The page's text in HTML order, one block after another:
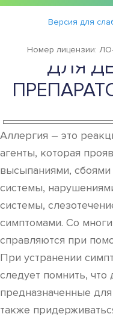
Версия для
Номер лицензии:
Статьи ›
ДЛЯ
Аллергия – это
агенты, которая
высыпаниями,
системы,
системы,
симптомами. Со
справляются при
При устранении
следует помнить,
предназначенные
также